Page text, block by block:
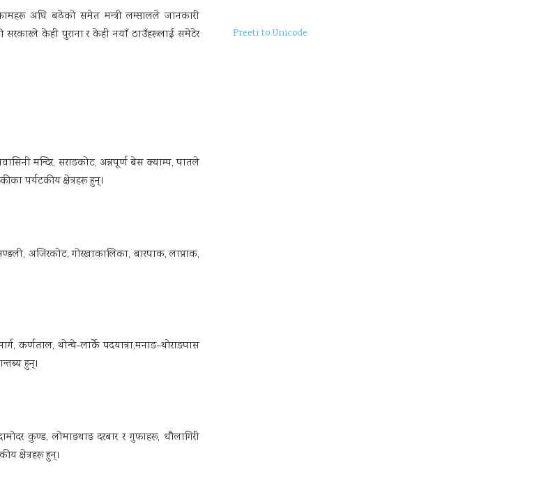
अघि बढेको समेत मन्त्री लम्सालले जानकारी
सरकारले केही पुराना र केही नयाँ ठाउँहरूलाई समेटेर
मन्दिर, सराङकोट, अन्नपूर्ण बेस क्याम्प, पातले
पर्यटकीय क्षेत्रहरू हुन्।
अजिरकोट, गोरखाकालिका, बारपाक, लाप्राक,
कर्णताल, थोन्चे–लार्के पदयात्रा,मनाङ–थोराङपास
हुन्।
कुण्ड, लोमाङथाङ दरबार र गुफाहरू, धौलागिरी
क्षेत्रहरू हुन्।
Preeti to Unicode